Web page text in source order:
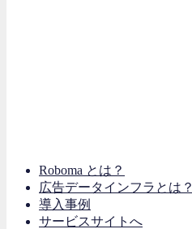
Roboma とは？
広告データインフラとは？
導入事例
サービスサイトへ